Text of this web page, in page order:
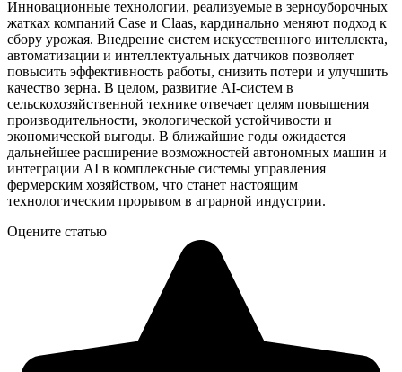
Инновационные технологии, реализуемые в зерноуборочных
жатках компаний Case и Claas, кардинально меняют подход к
сбору урожая. Внедрение систем искусственного интеллекта,
автоматизации и интеллектуальных датчиков позволяет
повысить эффективность работы, снизить потери и улучшить
качество зерна. В целом, развитие AI-систем в
сельскохозяйственной технике отвечает целям повышения
производительности, экологической устойчивости и
экономической выгоды. В ближайшие годы ожидается
дальнейшее расширение возможностей автономных машин и
интеграции AI в комплексные системы управления
фермерским хозяйством, что станет настоящим
технологическим прорывом в аграрной индустрии.
Оцените статью